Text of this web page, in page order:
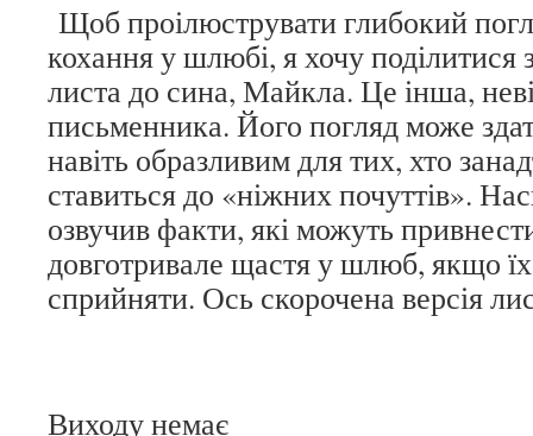
Щоб проілюструвати глибокий
кохання у шлюбі, я хочу поділитися
листа до сина, Майкла. Це інша,
письменника. Його погляд може
навіть образливим для тих, хто
ставиться до «ніжних почуттів».
озвучив факти, які можуть
довготривале щастя у шлюб, якщо їх
сприйняти. Ось скорочена версія
Виходу немає